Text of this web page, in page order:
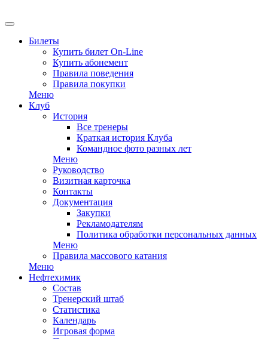
Билеты
Купить билет On-Line
Купить абонемент
Правила поведения
Правила покупки
Меню
Клуб
История
Все тренеры
Краткая история Клуба
Командное фото разных лет
Меню
Руководство
Визитная карточка
Контакты
Документация
Закупки
Рекламодателям
Политика обработки персональных данных
Меню
Правила массового катания
Меню
Нефтехимик
Состав
Тренерский штаб
Статистика
Календарь
Игровая форма